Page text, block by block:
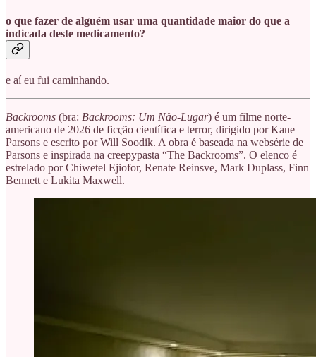
o que fazer de alguém usar uma quantidade maior do que a
indicada deste medicamento?
e aí eu fui caminhando.
Backrooms (bra: Backrooms: Um Não-Lugar) é um filme norte-
americano de 2026 de ficção científica e terror, dirigido por Kane
Parsons e escrito por Will Soodik. A obra é baseada na websérie de
Parsons e inspirada na creepypasta “The Backrooms”. O elenco é
estrelado por Chiwetel Ejiofor, Renate Reinsve, Mark Duplass, Finn
Bennett e Lukita Maxwell.